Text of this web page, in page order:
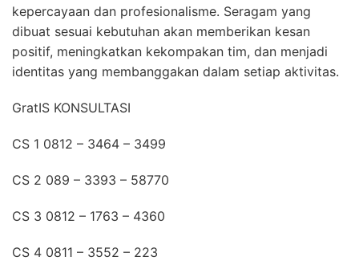
kepercayaan dan profesionalisme. Seragam yang
dibuat sesuai kebutuhan akan memberikan kesan
positif, meningkatkan kekompakan tim, dan menjadi
identitas yang membanggakan dalam setiap aktivitas.
GratIS KONSULTASI
CS 1 0812 – 3464 – 3499
CS 2 089 – 3393 – 58770
CS 3 0812 – 1763 – 4360
CS 4 0811 – 3552 – 223